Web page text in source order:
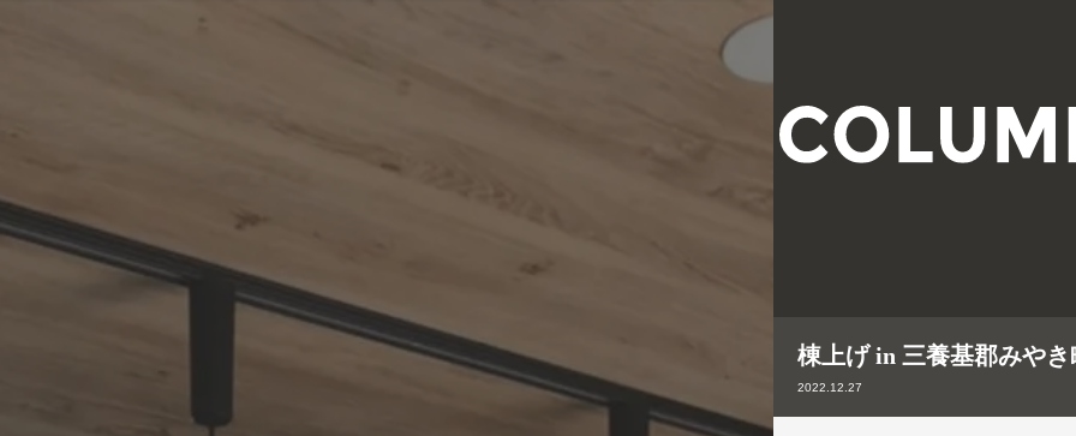
棟上げ in 三養基郡みや
2022.12.27